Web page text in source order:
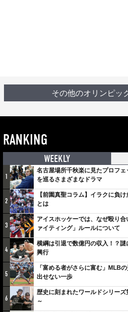
その他のオリンピッ
RANKING
WEEKLY
1
名古屋場所千秋楽に見たプロフ
を巡るさまざまなドラマ
2
【前園真聖コラム】イラクに負
とは
3
アイスホッケーでは、なぜ殴り
ァイティング」ルールについて
4
横綱は引退で数億円の収入！？
興行
5
「富める者がさらに富む」MLB
出せない一歩
6
歴史に刻まれたワールドシリー
～